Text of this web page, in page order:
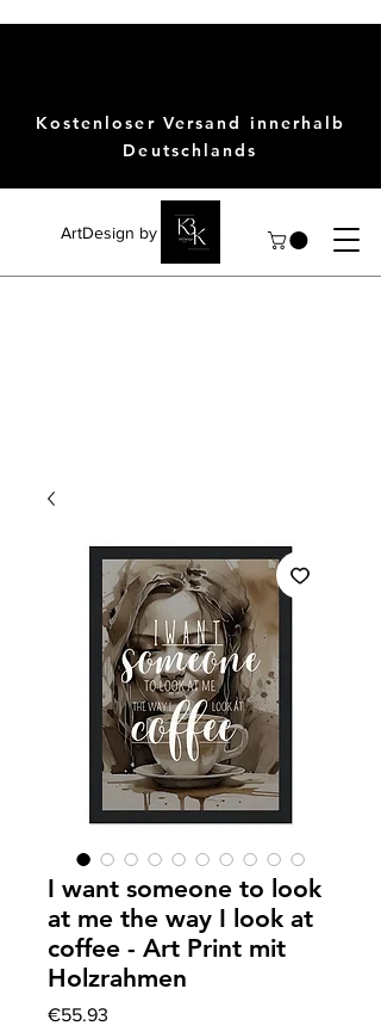
ArtDesign by KBK
Kostenloser Versand innerhalb
Deutschlands
I want someone to look
at me the way I look at
coffee - Art Print mit
Holzrahmen
€55.93